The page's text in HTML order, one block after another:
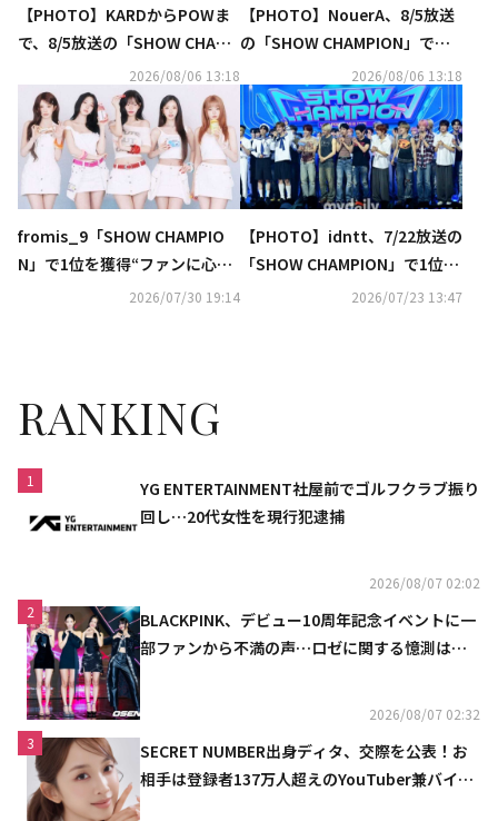
【PHOTO】KARDからPOWま
で、8/5放送の「SHOW CHAMP
2026/08/06 13:18
【PHOTO】NouerA、8/5放送
の「SHOW CHAMPION」でデ
ビュー後初の1位を獲得！
2026/08/06 13:18
fromis_9「SHOW CHAMPIO
N」で1位を獲得“ファンに心か
2026/07/30 19:14
【PHOTO】idntt、7/22放送の
「SHOW CHAMPION」で1位を
2026/07/23 13:47
RANKING
1
YG ENTERTAINMENT社屋前でゴルフクラブ振り
回し…20代女性を現行犯逮捕
2026/08/07 02:02
2
BLACKPINK、デビュー10周年記念イベントに一
部ファンから不満の声…ロゼに関する憶測は否
2026/08/07 02:32
3
SECRET NUMBER出身ディタ、交際を公表！お
相手は登録者137万人超えのYouTuber兼バイオ